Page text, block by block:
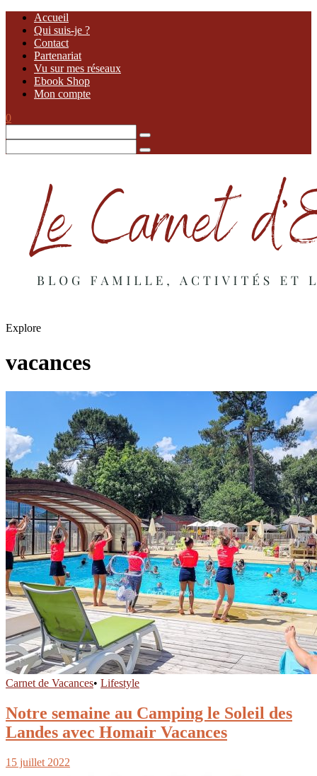
Accueil
Qui suis-je ?
Contact
Partenariat
Vu sur mes réseaux
Ebook Shop
Mon compte
0
Explore
vacances
Carnet de Vacances• Lifestyle
Notre semaine au Camping le Soleil des
Landes avec Homair Vacances
15 juillet 2022